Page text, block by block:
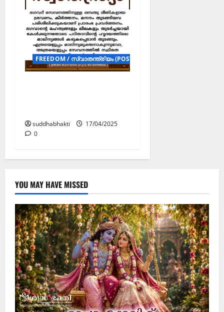
FREEDOM / സ്വാതന്ത്ര്യം (POSTERS)
suddhabhakti
17/04/2025
0
YOU MAY HAVE MISSED